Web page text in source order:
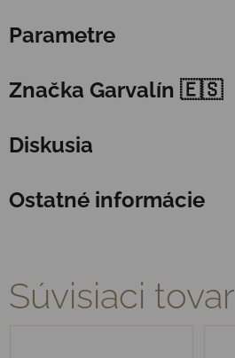
Parametre
Značka Garvalín 🇪🇸
Diskusia
Ostatné informácie
Súvisiaci tovar